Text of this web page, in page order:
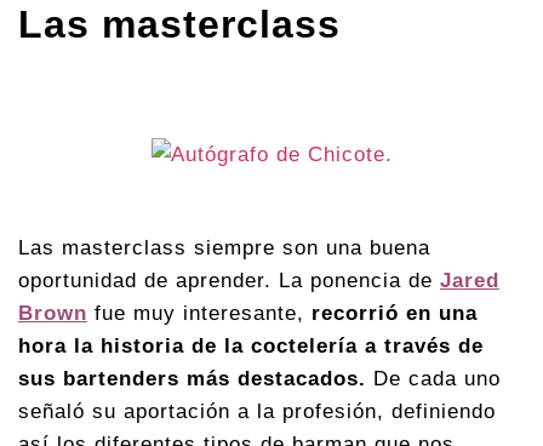
Las masterclass
Las masterclass siempre son una buena
oportunidad de aprender. La ponencia de Jared
Brown fue muy interesante, recorrió en una
hora la historia de la coctelería a través de
sus bartenders más destacados. De cada uno
señaló su aportación a la profesión, definiendo